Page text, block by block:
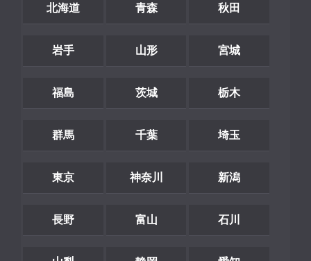
北海道 青森 秋田
岩手 山形 宮城
福島 茨城 栃木
群馬 千葉 埼玉
東京 神奈川 新潟
長野 富山 石川